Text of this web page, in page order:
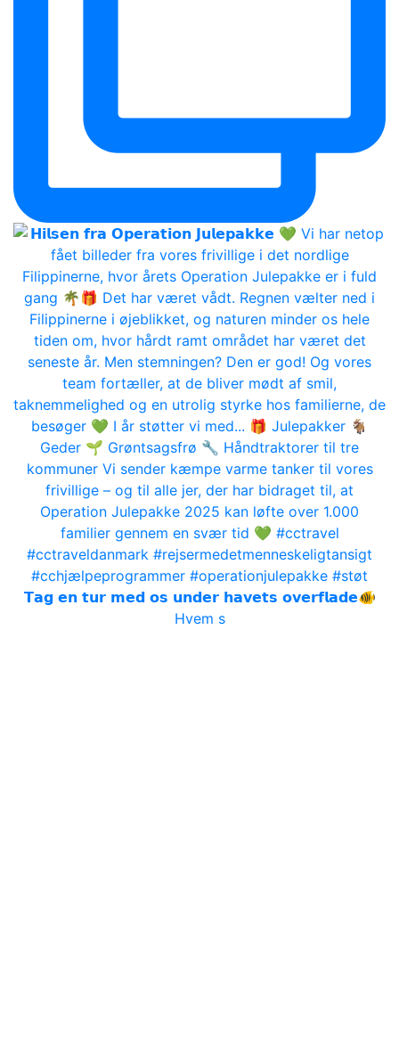
𝗧𝗮𝗴 𝗲𝗻 𝘁𝘂𝗿 𝗺𝗲𝗱 𝗼𝘀 𝘂𝗻𝗱𝗲𝗿 𝗵𝗮𝘃𝗲𝘁𝘀 𝗼𝘃𝗲𝗿𝗳𝗹𝗮𝗱𝗲🐠
Hvem s